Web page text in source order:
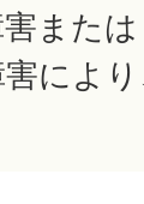
また
によ